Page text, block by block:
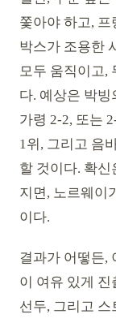
쫓아야 하고, 프
박스가 조용한
모두 움직이고,
다. 예상은 박
가령 2-2, 또는
1위, 그리고 음
할 것이다. 확신
지면, 노르웨이
이다.
결과가 어떻든,
이 여유 있게
선두, 그리고